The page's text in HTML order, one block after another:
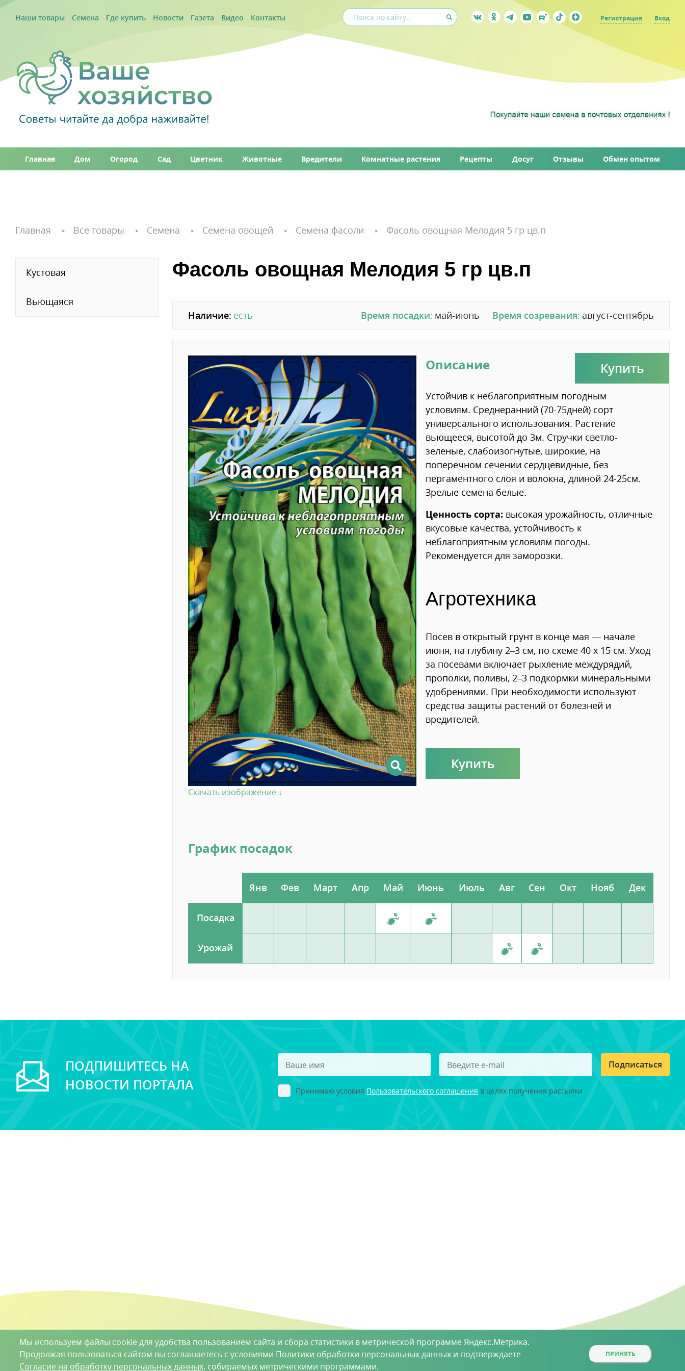
Наши товары Семена Где купить Новости Газета Видео Контакты Регистрация Вход
Главная Дом Огород Сад Цветник Животные Вредители Комнатные растения Рецепты Досуг Отзывы Обмен опытом
Главная Все товары Семена Семена овощей Семена фасоли Фасоль овощная Мелодия 5 гр цв.п
Кустовая
Вьющаяся
Фасоль овощная Мелодия 5 гр цв.п
Наличие: есть Время посадки: май-июнь Время созревания: август-сентябрь
Скачать изображение ↓
Купить
Описание
Устойчив к неблагоприятным погодным
условиям. Среднеранний (70-75дней) сорт
универсального использования. Растение
вьющееся, высотой до 3м. Стручки светло-
зеленые, слабоизогнутые, широкие, на
поперечном сечении сердцевидные, без
пергаментного слоя и волокна, длиной 24-25см.
Зрелые семена белые.
Ценность сорта: высокая урожайность, отличные
вкусовые качества, устойчивость к
неблагоприятным условиям погоды.
Рекомендуется для заморозки.
Агротехника
Посев в открытый грунт в конце мая — начале
июня, на глубину 2–3 см, по схеме 40 х 15 см. Уход
за посевами включает рыхление междурядий,
прополки, поливы, 2–3 под­кормки минеральными
удобрениями. При необходимости используют
средства защиты растений от болезней и
вредителей.
Купить
График посадок
Янв Фев Март Апр Май Июнь Июль Авг Сен Окт Нояб Дек
Посадка
Урожай
ПОДПИШИТЕСЬ НА
НОВОСТИ ПОРТАЛА
Подписаться
Принимаю условия Пользовательского соглашения в целях получения рассылки
Мы используем файлы cookie для удобства пользованием сайта и сбора статистики в метрической программе Яндекс.Метрика.
Продолжая пользоваться сайтом вы соглашаетесь с условиями Политики обработки персональных данных и подтверждаете
Согласие на обработку персональных данных, собираемых метрическими программами.
ПРИНЯТЬ